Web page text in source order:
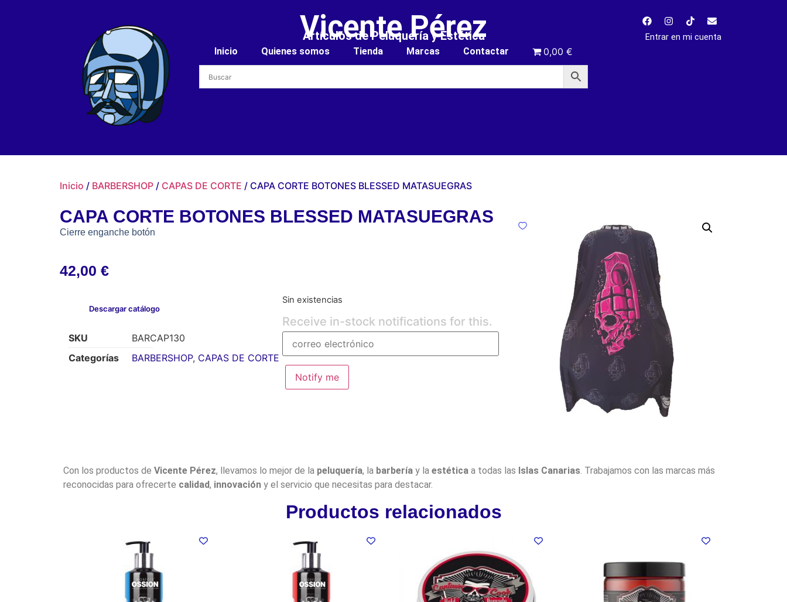
Vicente Pérez
Artículos de Peluquería y Estética
Inicio Quienes somos Tienda Marcas Contactar 0,00 €
Entrar en mi cuenta
Inicio / BARBERSHOP / CAPAS DE CORTE / CAPA CORTE BOTONES BLESSED MATASUEGRAS
CAPA CORTE BOTONES BLESSED MATASUEGRAS
Cierre enganche botón
42,00 €
Descargar catálogo
SKU
BARCAP130
Categorías
BARBERSHOP, CAPAS DE CORTE
Sin existencias
Receive in-stock notifications for this.
Notify me
Con los productos de Vicente Pérez, llevamos lo mejor de la peluquería, la barberíay la estéticaa todas las Islas Canarias. Trabajamos con las marcas más
reconocidas para ofrecerte calidad, innovacióny el servicio que necesitas para destacar.
Productos relacionados